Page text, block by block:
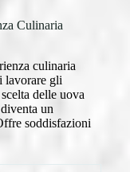
Culinaria
culinaria
lavorare gli
delle uova
un
soddisfazioni